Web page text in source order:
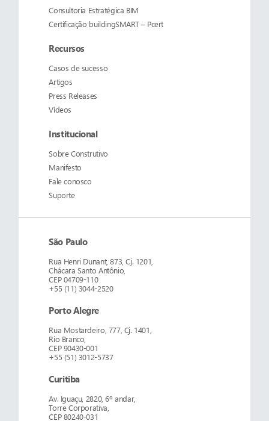
Consultoria Estratégica BIM
Certificação buildingSMART – Pcert
Recursos
Casos de sucesso
Artigos
Press Releases
Vídeos
Institucional
SobreConstrutivo
Manifesto
Fale conosco
Suporte
São Paulo
Rua Henri Dunant, 873, Cj. 1201,
Chácara Santo Antônio,
CEP 04709-110
+55 (11) 3044-2520
Porto Alegre
Rua Mostardeiro, 777, Cj. 1401,
Rio Branco,
CEP 90430-001
+55 (51) 3012-5737
Curitiba
Av. Iguaçu, 2820, 6º andar,
Torre Corporativa,
CEP 80240-031